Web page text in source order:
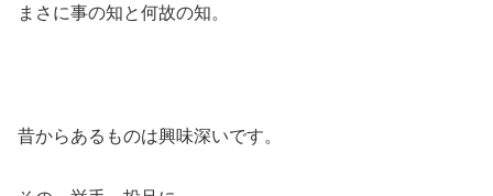
まさに事の知と何故の知。
昔からあるものは興味深いです。